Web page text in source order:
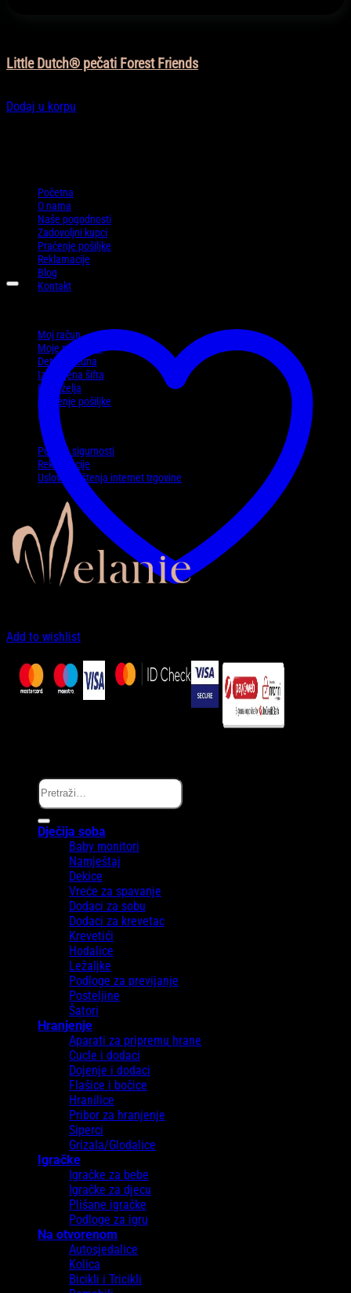
Add to wishlist
Little Dutch® pečati Forest Friends
Dodaj u korpu
Početna
O nama
Naše pogodnosti
Zadovoljni kupci
Praćenje pošiljke
Reklamacije
Blog
Kontakt
Moj račun
Moje narudžbe
Detalji računa
Izgubljena šifra
Lista želja
Praćenje pošiljke
Politika sigurnosti
Reklamacije
Uslovi korištenja internet trgovine
Pretraži:
Dječija soba
Baby monitori
Namještaj
Dekice
Vreće za spavanje
Dodaci za sobu
Dodaci za krevetac
Krevetići
Hodalice
Ležaljke
Podloge za previjanje
Posteljine
Šatori
Hranjenje
Aparati za pripremu hrane
Cucle i dodaci
Dojenje i dodaci
Flašice i bočice
Hranilice
Pribor za hranjenje
Siperci
Grizala/Glodalice
Igračke
Igračke za bebe
Igračke za djecu
Plišane igračke
Podloge za igru
Na otvorenom
Autosjedalice
Kolica
Bicikli i Tricikli